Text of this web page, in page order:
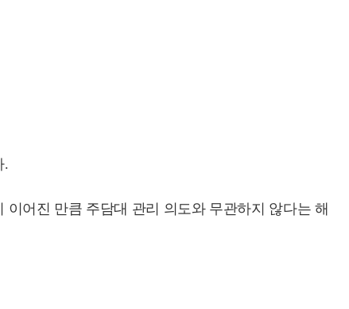
.
어진 만큼 주담대 관리 의도와 무관하지 않다는 해